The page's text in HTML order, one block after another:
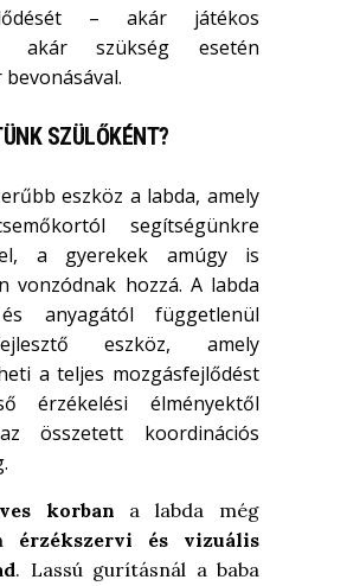
– akár játékos
akár szükség esetén
SZÜLŐKÉNT?
eszköz a labda, amely
segítségünkre
a gyerekek amúgy is
vonzódnak hozzá. A labda
anyagától függetlenül
eszköz, amely
a teljes mozgásfejlődést
érzékelési élményektől
összetett koordinációs
korban a labda még
érzékszervi és vizuális
. Lassú gurításnál a baba